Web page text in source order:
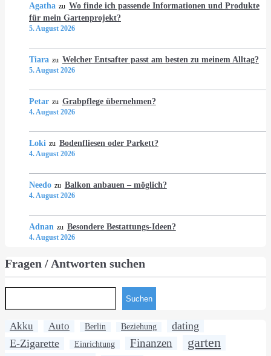
Agatha zu Wo finde ich passende Informationen und Produkte
für mein Gartenprojekt?
5. August 2026
Tiara zu Welcher Entsafter passt am besten zu meinem Alltag?
5. August 2026
Petar zu Grabpflege übernehmen?
4. August 2026
Loki zu Bodenfliesen oder Parkett?
4. August 2026
Needo zu Balkon anbauen – möglich?
4. August 2026
Adnan zu Besondere Bestattungs-Ideen?
4. August 2026
Fragen / Antworten suchen
Suchen
Akku Auto Berlin Beziehung
dating
E-Zigarette
Einrichtung Finanzen garten